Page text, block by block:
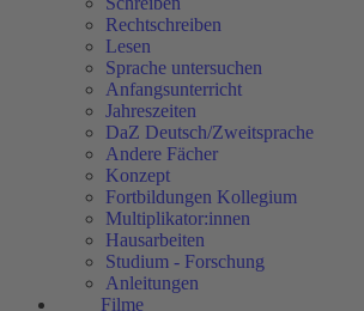
Rechtschreiben
Lesen
Sprache untersuchen
Anfangsunterricht
Jahreszeiten
DaZ Deutsch/Zweitsprache
Andere Fächer
Konzept
Fortbildungen Kollegium
Multiplikator:innen
Hausarbeiten
Studium - Forschung
Anleitungen
Filme